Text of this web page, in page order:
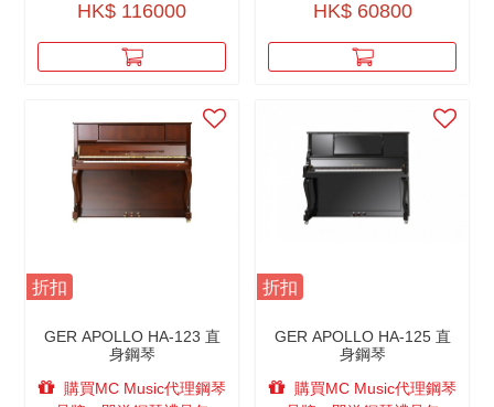
HK$ 116000 HK$ 60800
折扣
GER APOLLO HA-123 直
身鋼琴
購買MC Music代理鋼琴
折扣
GER APOLLO HA-125 直
身鋼琴
購買MC Music代理鋼琴